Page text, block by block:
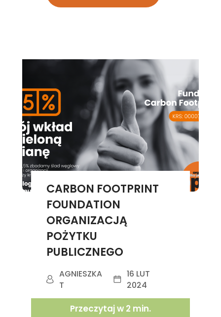
CARBON FOOTPRINT
FOUNDATION
ORGANIZACJĄ
POŻYTKU
PUBLICZNEGO
AGNIESZKA
T
16 LUT
2024
Przeczytaj w 2 min.